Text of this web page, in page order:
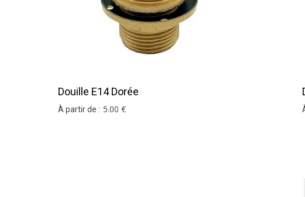
Douille E14 Dorée
À partir de : 5.00 €